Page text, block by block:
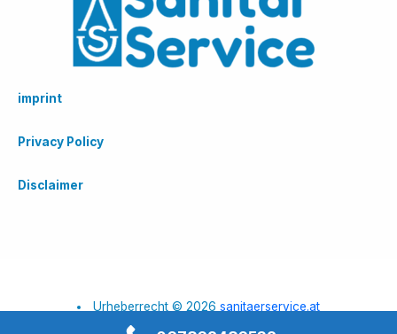
imprint
Privacy Policy
Disclaimer
Urheberrecht © 2026sanitaerservice.at